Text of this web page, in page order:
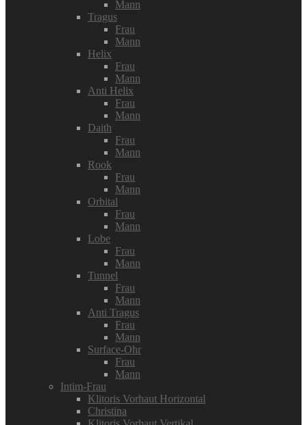
Mann
Tragus
Frau
Mann
Helix
Frau
Mann
Anti Helix
Frau
Mann
Daith
Frau
Mann
Rook
Frau
Mann
Orbital
Frau
Mann
Lobe
Frau
Mann
Tunnel
Frau
Mann
Anti Tragus
Frau
Mann
Surface-Ohr
Frau
Mann
Intim-Frau
Klitoris Vorhaut Horizontal
Christina